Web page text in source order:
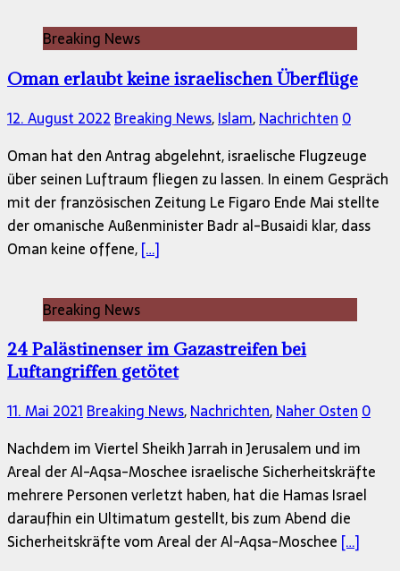
Breaking News
Oman erlaubt keine israelischen Überflüge
12. August 2022 Breaking News,Islam,Nachrichten 0
Oman hat den Antrag abgelehnt, israelische Flugzeuge
über seinen Luftraum fliegen zu lassen. In einem Gespräch
mit der französischen Zeitung Le Figaro Ende Mai stellte
der omanische Außenminister Badr al-Busaidi klar, dass
Oman keine offene,[…]
Breaking News
24 Palästinenser im Gazastreifen bei
Luftangriffen getötet
11. Mai 2021 Breaking News,Nachrichten,Naher Osten 0
Nachdem im Viertel Sheikh Jarrah in Jerusalem und im
Areal der Al-Aqsa-Moschee israelische Sicherheitskräfte
mehrere Personen verletzt haben, hat die Hamas Israel
daraufhin ein Ultimatum gestellt, bis zum Abend die
Sicherheitskräfte vom Areal der Al-Aqsa-Moschee […]